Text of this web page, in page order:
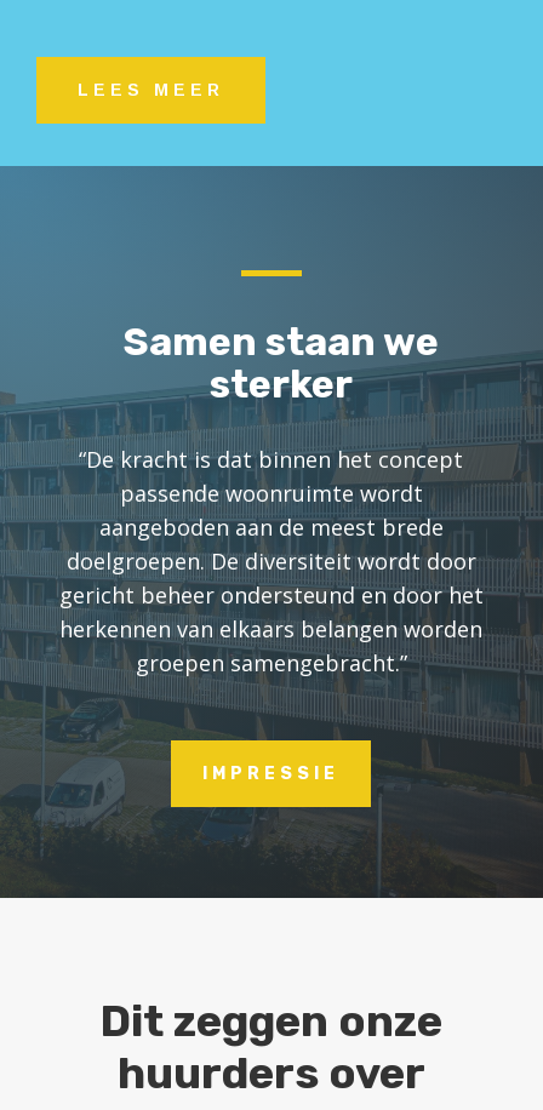
LEES MEER
Samen staan we
sterker
“De kracht is dat binnen het concept
passende woonruimte wordt
aangeboden aan de meest brede
doelgroepen. De diversiteit wordt door
gericht beheer ondersteund en door het
herkennen van elkaars belangen worden
groepen samengebracht.”
IMPRESSIE
Dit zeggen onze
huurders over